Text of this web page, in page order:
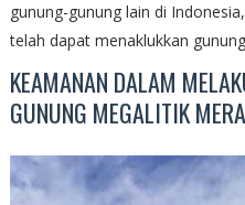
gunung-gunung lain di
telah dapat menaklukkan
KEAMANAN DALAM
GUNUNG MEGALITIK